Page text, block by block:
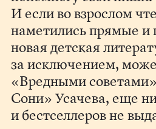
И если во взрослом
наметились прямые и
новая детская
за исключением,
«Вредными
Сони» Усачева, еще
и бестселлеров не